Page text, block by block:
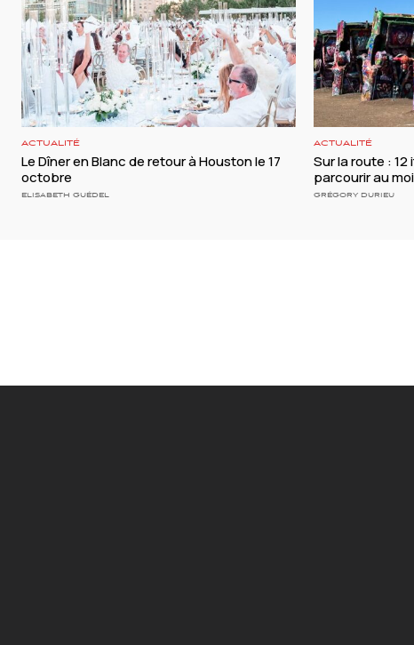
ACTUALITÉ
Le Dîner en Blanc de retour à Houston le 17
octobre
ELISABETH GUÉDEL
ACTUALITÉ
Sur la route :
parcourir au
GRÉGORY DURIEU